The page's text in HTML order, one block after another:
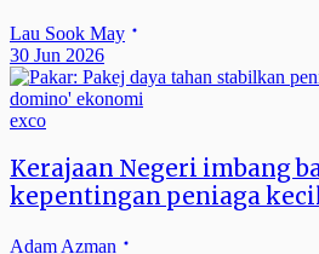
Lau Sook May
30 Jun 2026
exco
Kerajaan Negeri imbang
kepentingan peniaga
Adam Azman